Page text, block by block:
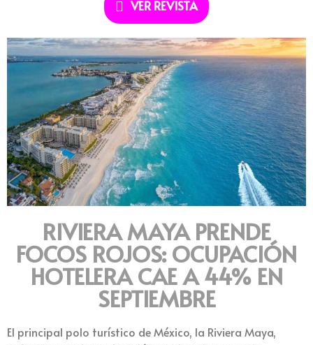
VER REVISTA
RIVIERA MAYA PRENDE
FOCOS ROJOS: OCUPACIÓN
HOTELERA CAE A 44% EN
SEPTIEMBRE
El principal polo turístico de México, la Riviera Maya,